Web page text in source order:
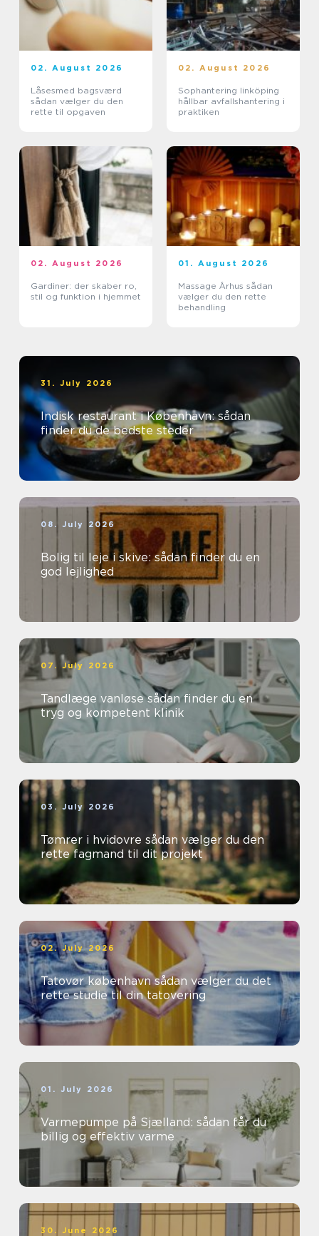
02. August 2026
Låsesmed bagsværd
sådan vælger du den
rette til opgaven
02. August 2026
Sophantering linköping
hållbar avfallshantering i
praktiken
02. August 2026
Gardiner: der skaber ro,
stil og funktion i hjemmet
01. August 2026
Massage Århus sådan
vælger du den rette
behandling
31. July 2026
Indisk restaurant i København: sådan
finder du de bedste steder
08. July 2026
Bolig til leje i skive: sådan finder du en
god lejlighed
07. July 2026
Tandlæge vanløse sådan finder du en
tryg og kompetent klinik
03. July 2026
Tømrer i hvidovre sådan vælger du den
rette fagmand til dit projekt
02. July 2026
Tatovør københavn sådan vælger du det
rette studie til din tatovering
01. July 2026
Varmepumpe på Sjælland: sådan får du
billig og effektiv varme
30. June 2026